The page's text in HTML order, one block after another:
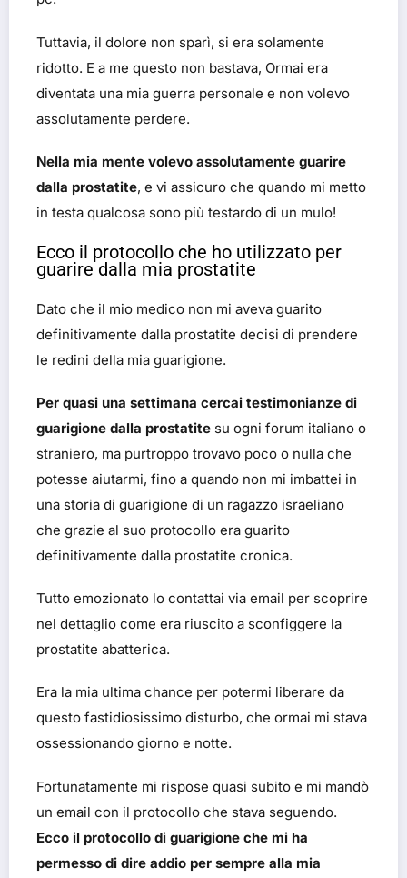
Tuttavia, il dolore non sparì, si era solamente
ridotto. E a me questo non bastava, Ormai era
diventata una mia guerra personale e non volevo
assolutamente perdere.
Nella mia mente volevo assolutamente guarire
dalla prostatite, e vi assicuro che quando mi metto
in testa qualcosa sono più testardo di un mulo!
Ecco il protocollo che ho utilizzato per
guarire dalla mia prostatite
Dato che il mio medico non mi aveva guarito
definitivamente dalla prostatite decisi di prendere
le redini della mia guarigione.
Per quasi una settimana cercai testimonianze di
guarigione dalla prostatite su ogni forum italiano o
straniero, ma purtroppo trovavo poco o nulla che
potesse aiutarmi, fino a quando non mi imbattei in
una storia di guarigione di un ragazzo israeliano
che grazie al suo protocollo era guarito
definitivamente dalla prostatite cronica.
Tutto emozionato lo contattai via email per scoprire
nel dettaglio come era riuscito a sconfiggere la
prostatite abatterica.
Era la mia ultima chance per potermi liberare da
questo fastidiosissimo disturbo, che ormai mi stava
ossessionando giorno e notte.
Fortunatamente mi rispose quasi subito e mi mandò
un email con il protocollo che stava seguendo.
Ecco il protocollo di guarigione che mi ha
permesso di dire addio per sempre alla mia